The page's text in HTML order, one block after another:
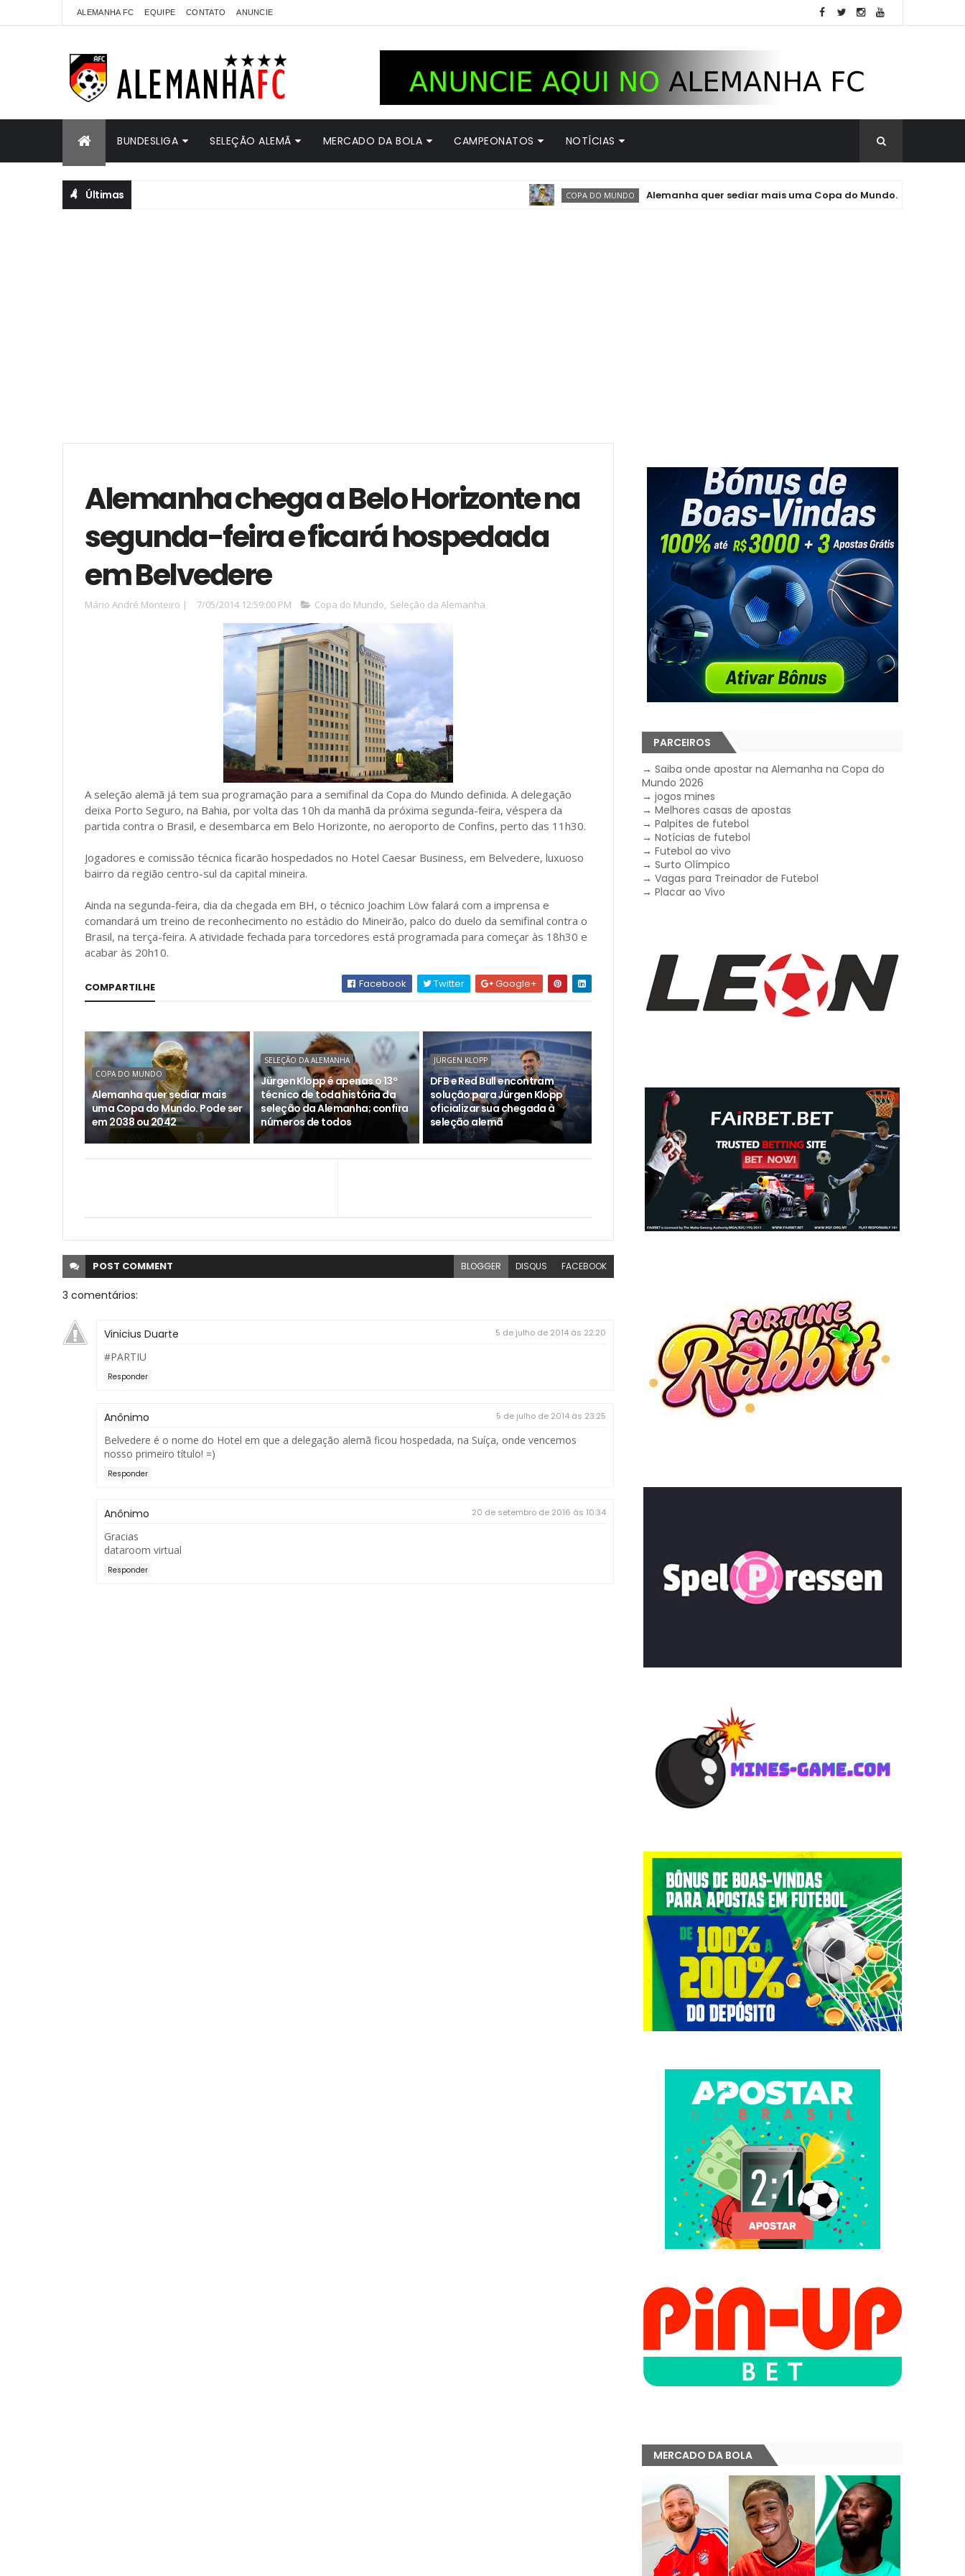
ALEMANHA FC EQUIPE CONTATO ANUNCIE
BUNDESLIGA SELEÇÃO ALEMÃ MERCADO DA BOLA CAMPEONATOS NOTÍCIAS
Últimas COPA DO MUNDO Alemanha quer sediar mais uma Copa do Mundo. Pode ser em 2038
Alemanha chega a Belo Horizonte na
segunda-feira e ficará hospedada
em Belvedere
Mário André Monteiro | 7/05/2014 12:59:00 PM Copa do Mundo, Seleção da Alemanha
A seleção alemã já tem sua programação para a semifinal da Copa do Mundo definida. A delegação
deixa Porto Seguro, na Bahia, por volta das 10h da manhã da próxima segunda-feira, véspera da
partida contra o Brasil, e desembarca em Belo Horizonte, no aeroporto de Confins, perto das 11h30.
Jogadores e comissão técnica ficarão hospedados no Hotel Caesar Business, em Belvedere, luxuoso
bairro da região centro-sul da capital mineira.
Ainda na segunda-feira, dia da chegada em BH, o técnico Joachim Löw falará com a imprensa e
comandará um treino de reconhecimento no estádio do Mineirão, palco do duelo da semifinal contra o
Brasil, na terça-feira. A atividade fechada para torcedores está programada para começar às 18h30 e
acabar às 20h10.
COMPARTILHE Facebook Twitter Google+
COPA DO MUNDO
Alemanha quer sediar mais
uma Copa do Mundo. Pode ser
em 2038 ou 2042
SELEÇÃO DA ALEMANHA
Jürgen Klopp é apenas o 13º
técnico de toda história da
seleção da Alemanha; confira
números de todos
JÜRGEN KLOPP
DFB e Red Bull encontram
solução para Jürgen Klopp
oficializar sua chegada à
seleção alemã
POST COMMENT BLOGGER DISQUS FACEBOOK
3 comentários:
Vinicius Duarte 5 de julho de 2014 às 22:20
#PARTIU
Responder
Anônimo 5 de julho de 2014 às 23:25
Belvedere é o nome do Hotel em que a delegação alemã ficou hospedada, na Suíça, onde vencemos
nosso primeiro título! =)
Responder
Anônimo 20 de setembro de 2016 às 10:34
Gracias
dataroom virtual
Responder
PARCEIROS
→Saiba onde apostar na Alemanha na Copa do
Mundo 2026
→jogos mines
→Melhores casas de apostas
→Palpites de futebol
→Notícias de futebol
→Futebol ao vivo
→Surto Olímpico
→Vagas para Treinador de Futebol
→Placar ao Vivo
MERCADO DA BOLA